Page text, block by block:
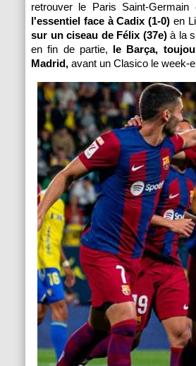
retrouver le Paris Saint-
l'essentiel face à Cadix (1-0) en
sur un ciseau de Félix (37e) à la
en fin de partie, le Barça,
Madrid, avant un Clasico le week-